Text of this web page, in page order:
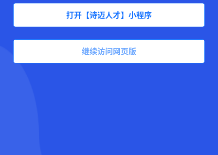
打开【诗迈人才】小程序
继续访问网页版